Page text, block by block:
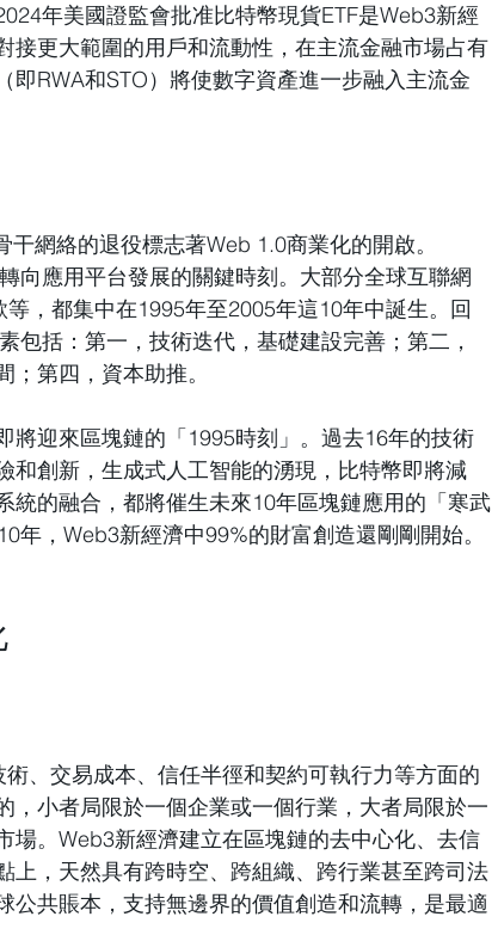
年美國證監會批准比特幣現貨ETF是Web3新經
接更大範圍的用戶和流動性，在主流金融市場占有
RWA和STO）將使數字資產進一步融入主流金
網絡的退役標志著Web 1.0商業化的開啟。
向應用平台發展的關鍵時刻。大部分全球互聯網
，都集中在1995年至2005年這10年中誕生。回
包括：第一，技術迭代，基礎建設完善；第二，
第四，資本助推。
將迎來區塊鏈的 「1995時刻 」 。過去16年的技術
和創新，生成式人工智能的湧現，比特幣即將減
統的融合，都將催生未來10年區塊鏈應用的 「寒武
年，Web3新經濟中99%的財富創造還剛剛開始。
術、交易成本、信任半徑和契約可執行力等方面的
，小者局限於一個企業或一個行業，大者局限於一
場。Web3新經濟建立在區塊鏈的去中心化、去信
上，天然具有跨時空、跨組織、跨行業甚至跨司法
共賬本，支持無邊界的價值創造和流轉，是最適